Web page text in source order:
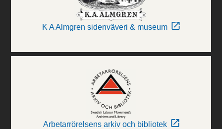
K A Almgren sidenväveri & museum
Arbetarrörelsens arkiv och bibliotek